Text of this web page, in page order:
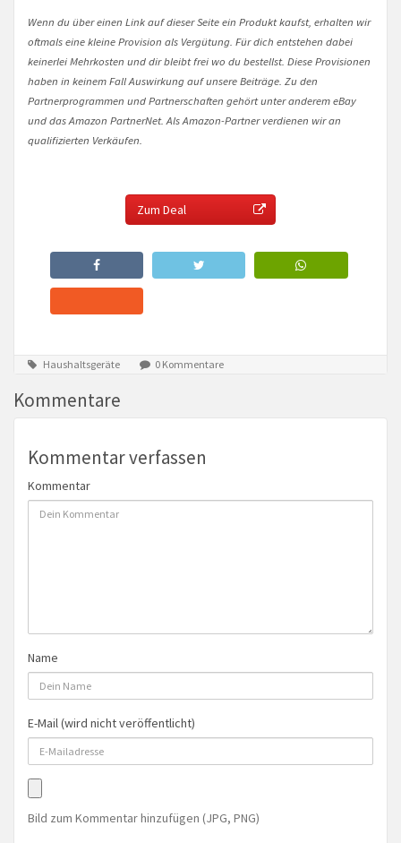
Wenn du über einen Link auf dieser Seite ein Produkt kaufst, erhalten wir
oftmals eine kleine Provision als Vergütung. Für dich entstehen dabei
keinerlei Mehrkosten und dir bleibt frei wo du bestellst. Diese Provisionen
haben in keinem Fall Auswirkung auf unsere Beiträge. Zu den
Partnerprogrammen und Partnerschaften gehört unter anderem eBay
und das Amazon PartnerNet. Als Amazon-Partner verdienen wir an
qualifizierten Verkäufen.
Zum Deal
Haushaltsgeräte 0 Kommentare
Kommentare
Kommentar verfassen
Kommentar
Name
E-Mail (wird nicht veröffentlicht)
Bild zum Kommentar hinzufügen (JPG, PNG)